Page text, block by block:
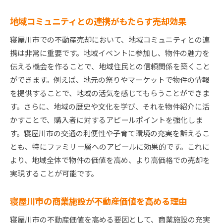
買い手との交渉をサポートする専門家の役割
寝屋川市不動産売却で高価格を引き出すための市場
理解と戦略
寝屋川市の地域特性を反映した価格戦略
市場分析に基づくターゲット顧客層の特定
競合物件との差別化を図るマーケティング戦略
長所を引き立てる物件プレゼンテーションテク
ニック
エネルギー効率をアピールした売却戦略
地元コミュニティとの連携による付加価値提案
地域コミュニティとの連携がもたらす売却効果
寝屋川市での不動産売却において、地域コミュニティとの連
携は非常に重要です。地域イベントに参加し、物件の魅力を
伝える機会を作ることで、地域住民との信頼関係を築くこと
ができます。例えば、地元の祭りやマーケットで物件の情報
を提供することで、地域の活気を感じてもらうことができま
す。さらに、地域の歴史や文化を学び、それを物件紹介に活
かすことで、購入者に対するアピールポイントを強化しま
す。寝屋川市の交通の利便性や子育て環境の充実を訴えるこ
とも、特にファミリー層へのアピールに効果的です。これに
より、地域全体で物件の価値を高め、より高価格での売却を
実現することが可能です。
寝屋川市の商業施設が不動産価値を高める理由
寝屋川市の不動産価値を高める要因として、商業施設の充実